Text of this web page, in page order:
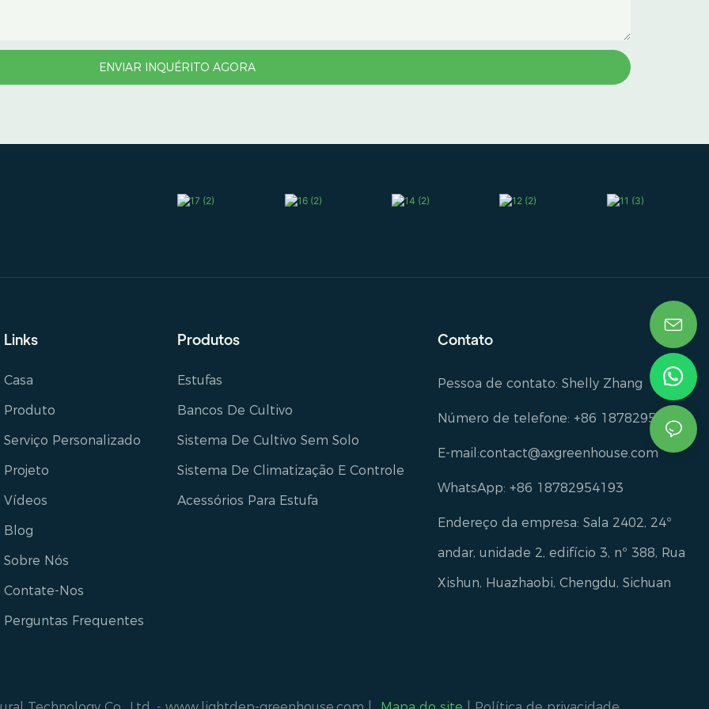
ENVIAR INQUÉRITO AGORA
Links
Casa
Produto
Serviço Personalizado
Projeto
Vídeos
Blog
Sobre Nós
Contate-Nos
Perguntas Frequentes
Produtos
Estufas
Bancos De Cultivo
Sistema De Cultivo Sem Solo
Sistema De Climatização E Controle
Acessórios Para Estufa
Contato
Pessoa de contato: Shelly Zhang
Número de telefone: +86 18782954193
E-mail:contact@axgreenhouse.com
WhatsApp: +86 18782954193
Endereço da empresa: Sala 2402, 24º
andar, unidade 2, edifício 3, nº 388, Rua
Xishun, Huazhaobi, Chengdu, Sichuan